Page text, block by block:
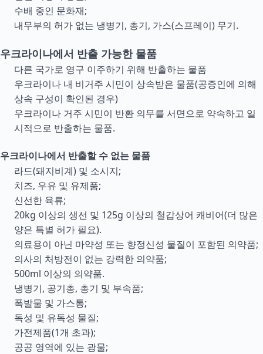
수배 중인 문화재;
내무부의 허가 없는 냉병기, 총기, 가스(스프레이) 무기.
우크라이나에서 반출 가능한 물품
다른 국가로 영구 이주하기 위해 반출하는 물품
우크라이나 내 비거주 시민이 상속받은 물품(공증인에 의해
상속 구성이 확인된 경우)
우크라이나 거주 시민이 반환 의무를 서면으로 약속하고 일
시적으로 반출하는 물품.
우크라이나에서 반출할 수 없는 물품
라드(돼지비계) 및 소시지;
치즈, 우유 및 유제품;
신선한 육류;
20kg 이상의 생선 및 125g 이상의 철갑상어 캐비어(더 많은
양은 특별 허가 필요).
의료용이 아닌 마약성 또는 향정신성 물질이 포함된 의약품;
의사의 처방전이 없는 강력한 의약품;
500ml 이상의 의약품.
냉병기, 공기총, 총기 및 부속품;
폭발물 및 가스통;
독성 및 유독성 물질;
가전제품(1개 초과);
공공 영역에 있는 광물;